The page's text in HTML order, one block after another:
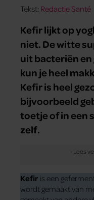
Tekst: Redactie Santé
Kefir lijkt op
niet. De witte
uit bacteriën en
kun je heel
Kefir is heel
bijvoorbeeld
toetje of in een
zelf.
Kefir is een
wordt gemaakt van